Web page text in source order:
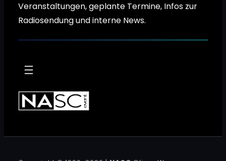
Veranstaltungen, geplante Termine, Infos zur
Radiosendung und interne News.